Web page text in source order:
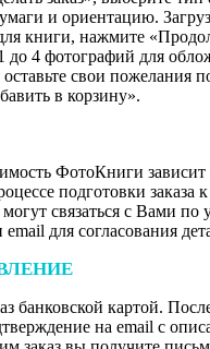
и ориентацию.
книги, нажмите
1 до 4 фотографий для
свои пожелания
в корзину».
ФотоКниги зависит
подготовки заказа
связаться с Вами по
для согласования
банковской картой.
на email с